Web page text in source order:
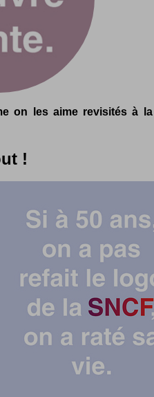
on les aime revisités à
!